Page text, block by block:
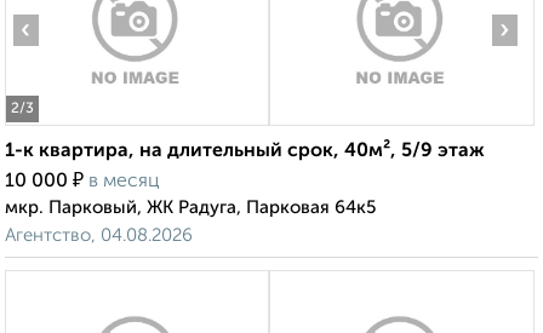
2/3
‹ ›
1-к квартира, на длительный срок, 40м², 5/9 этаж
10 000 ₽ в месяц
мкр. Парковый, ЖК Радуга, Парковая 64к5
Агентство, 04.08.2026